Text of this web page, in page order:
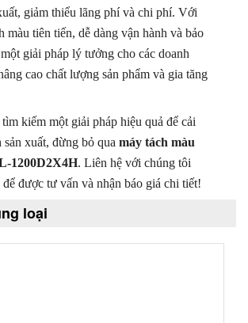
giảm thiểu lãng phí và chi phí. Với
màu tiên tiến, dễ dàng vận hành và bảo
giải pháp lý tưởng cho các doanh
cao chất lượng sản phẩm và gia tăng
kiếm một giải pháp hiệu quả để cải
xuất, đừng bỏ qua máy tách màu
1200D2X4H. Liên hệ với chúng tôi
được tư vấn và nhận báo giá chi tiết!
loại